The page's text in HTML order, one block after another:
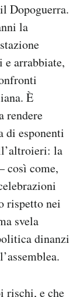
Dopoguerra.
la
arrabbiate,
È
rendere
di esponenti
la
così come,
rispetto nei
svela
dinanzi
rischi, e che